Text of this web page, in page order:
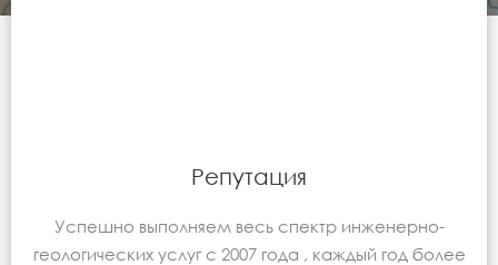
Репутация
Успешно выполняем весь спектр инженерно-
геологических услуг с 2007 года , каждый год более